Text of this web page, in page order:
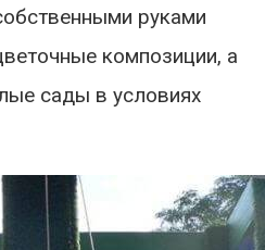
руками
композиции, а
сады в условиях